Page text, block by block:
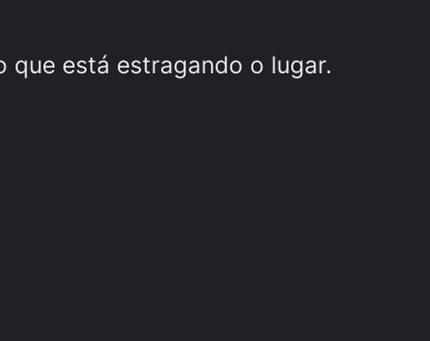
que está estragando o lugar.